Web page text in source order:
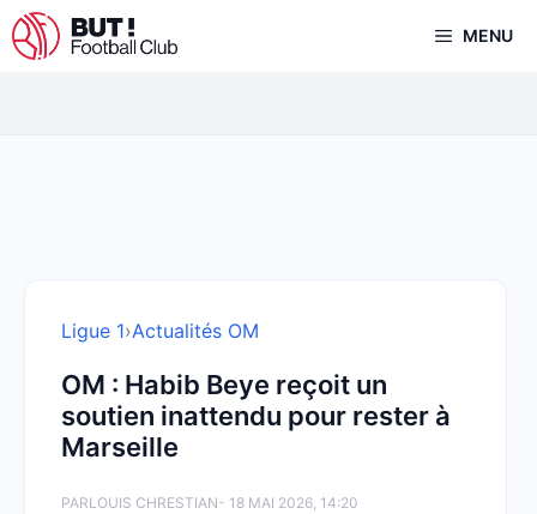
Aller
au
MENU
Ligue 1›Actualités OM
OM : Habib Beye reçoit un
soutien inattendu pour rester à
Marseille
PARLOUIS CHRESTIAN- 18 MAI 2026, 14:20